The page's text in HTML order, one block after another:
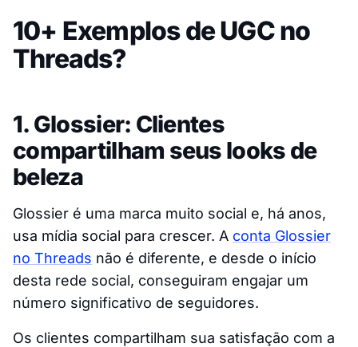
10+ Exemplos de UGC no
Threads?
1. Glossier: Clientes
compartilham seus looks de
beleza
Glossier é uma marca muito social e, há anos,
usa mídia social para crescer. A conta Glossier
no Threads não é diferente, e desde o início
desta rede social, conseguiram engajar um
número significativo de seguidores.
Os clientes compartilham sua satisfação com a